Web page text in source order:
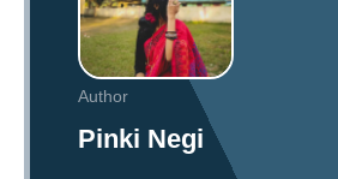
Author
Pinki Negi